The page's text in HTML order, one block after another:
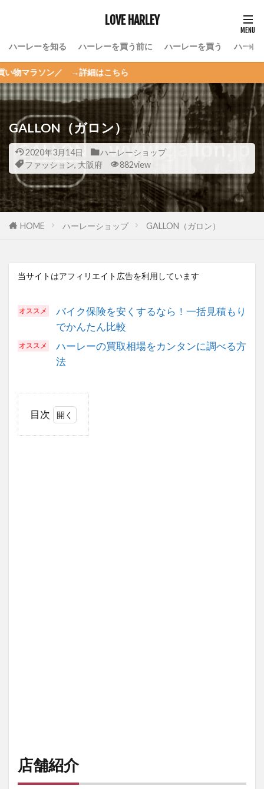
LOVE HARLEY
ハーレーを知る ハーレーを買う前に ハーレーを買う ハーレ
／ →詳細はこちら
GALLON（ガロン）
2020年3月14日
ハーレーショップ
ファッション, 大阪府 882view
HOME ハーレーショップ GALLON（ガロン）
当サイトはアフィリエイト広告を利用しています
バイク保険を安くするなら！一括見積もり
でかんたん比較
ハーレーの買取相場をカンタンに調べる方
法
目次
店舗紹介